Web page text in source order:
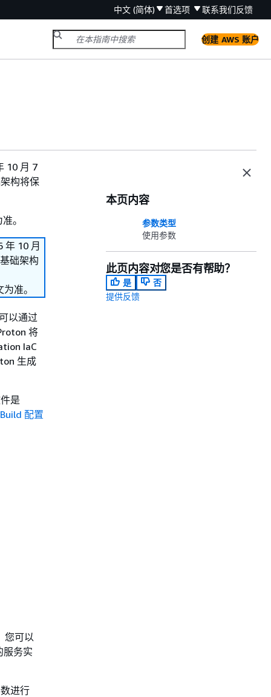
中文 (简体) 首选项 联系我们反馈
创建 AWS 账户
10 月 7
构将保
。
年 10 月
础架构
准。
以通过
将
IaC
生成
是
配置
您可以
服务实
进行
本页内容
参数类型
使用参数
此页内容对您是否有帮助？
是
否
提供反馈